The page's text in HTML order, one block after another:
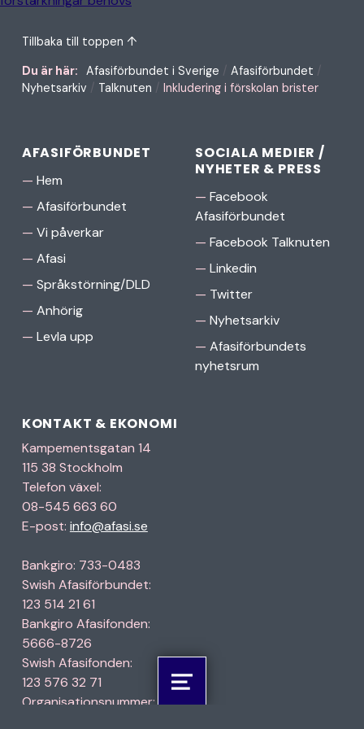
Öppna meny: %s
Tillbaka till toppen ↑
Du är här:
Afasiförbundet i Sverige /Afasiförbundet /
Nyhetsarkiv / Talknuten / Inkludering i förskolan brister
AFASIFÖRBUNDET
Hem
Afasiförbundet
Vi påverkar
Afasi
Språkstörning/DLD
Anhörig
Levla upp
SOCIALA MEDIER /
NYHETER & PRESS
Facebook
Afasiförbundet
Facebook Talknuten
Linkedin
Twitter
Nyhetsarkiv
Afasiförbundets
nyhetsrum
KONTAKT & EKONOMI
Kampementsgatan 14
115 38 Stockholm
Telefon växel:
08-545 663 60
E-post: info@afasi.se
Bankgiro: 733-0483
Swish Afasiförbundet:
123 514 21 61
Bankgiro Afasifonden:
5666-8726
Swish Afasifonden:
123 576 32 71
Organisationsnummer: